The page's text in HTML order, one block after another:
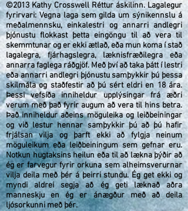
©2013 Kathy Crosswell Réttur áskilinn. Lagalegur
fyrirvari: Vegna laga sem gilda um sýnikennslu á
meðalmennsku, einkalestri og annarri andlegri
þjónustu flokkast þetta eingöngu til að vera til
skemmtunar og er ekki ætlað, eða mun koma í stað
lagalegra, fjárhagslegra, læknisfræðilegra eða
annarra faglega ráðgjöf. Með því að taka þátt í lestri
eða annarri andlegri þjónustu samþykkir þú þessa
skilmála og staðfestir að þú sért eldri en 18 ára.
Þessi vefsíða inniheldur upplýsingar frá æðri
verum með það fyrir augum að vera til hins betra.
Það inniheldur aðeins möguleika og leiðbeiningar
og við lestur hennar samþykkir þú að þú hafir
frjálsan vilja og þarft ekki að fylgja neinum
möguleikum eða leiðbeiningum sem gefnar eru.
Notkun hugtaksins heilun eða til að lækna þýðir að
ég er farvegur fyrir orkuna sem alheimsverurnar
vilja deila með þér á þeirri stundu. Ég get ekki og
myndi aldrei segja að ég geti læknað aðra
manneskju en ég er ánægður með að deila
ljósorkunni með þér.